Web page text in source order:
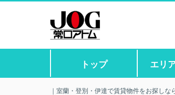
トップ エリ
｜室蘭・登別・伊達で賃貸物件をお探し